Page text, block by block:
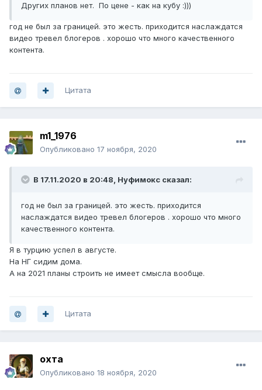
Других планов нет. По цене - как на кубу :)))
год не был за границей. это жесть. приходится наслаждатся
видео тревел блогеров . хорошо что много качественного
контента.
Цитата
m1_1976
Опубликовано 17 ноября, 2020
В 17.11.2020 в 20:48, Нуфимокс сказал:
год не был за границей. это жесть. приходится
наслаждатся видео тревел блогеров . хорошо что много
качественного контента.
Я в турцию успел в августе.
На НГ сидим дома.
А на 2021 планы строить не имеет смысла вообще.
Цитата
охта
Опубликовано 18 ноября, 2020